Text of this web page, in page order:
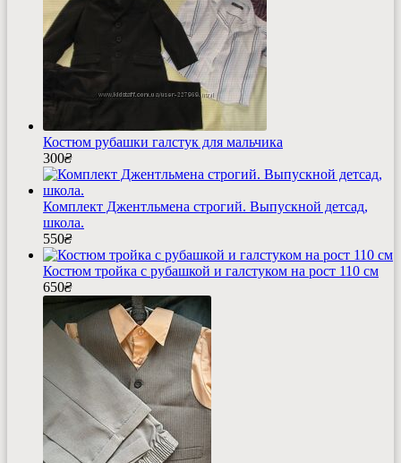
Костюм рубашки галстук для мальчика
300₴
Комплект Джентльмена строгий. Выпускной детсад,
школа.
550₴
Костюм тройка с рубашкой и галстуком на рост 110 см
650₴